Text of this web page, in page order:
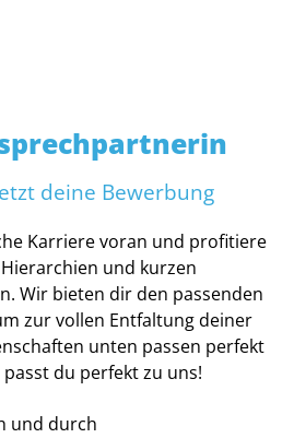
deine Bewerbung
Karriere voran und profitiere
und kurzen
Wir bieten dir den passenden
zur vollen Entfaltung deiner
unten passen perfekt
du perfekt zu uns!
und durch